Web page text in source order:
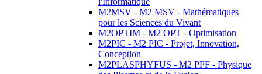
M2MSV - M2 MSV - Mathématiques
pour les Sciences du Vivant
M2OPTIM - M2 OPT - Optimisation
M2PIC - M2 PIC - Projet, Innovation,
Conception
M2PLASPHYFUS - M2 PPF - Physique